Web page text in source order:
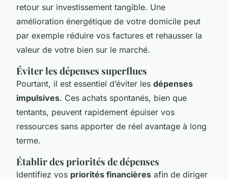
retour sur investissement tangible. Une
amélioration énergétique de votre domicile peut
par exemple réduire vos factures et rehausser la
valeur de votre bien sur le marché.
Éviter les dépenses superflues
Pourtant, il est essentiel d’éviter les dépenses
impulsives. Ces achats spontanés, bien que
tentants, peuvent rapidement épuiser vos
ressources sans apporter de réel avantage à long
terme.
Établir des priorités de dépenses
Identifiez vos priorités financières afin de diriger